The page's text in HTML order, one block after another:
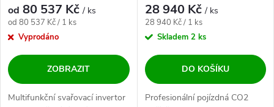
od 80 537 Kč/ ks
Měrná cena:
od 80 537 Kč / 1 ks
Vyprodáno
ZOBRAZIT
Multifunkční svařovací invertor
28 940 Kč/ ks
Měrná cena:
28 940 Kč / 1 ks
Skladem 2 ks
DO KOŠÍKU
Profesionální pojízdná CO2